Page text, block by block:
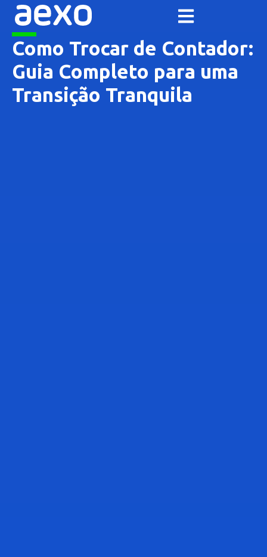
Como Trocar de Contador:
Guia Completo para uma
Transição Tranquila